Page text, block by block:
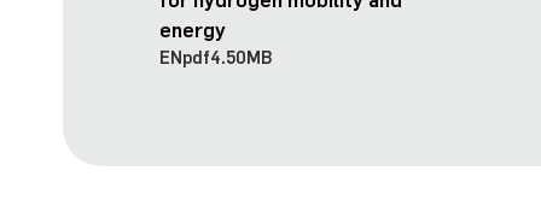
energy
ENpdf4.50MB